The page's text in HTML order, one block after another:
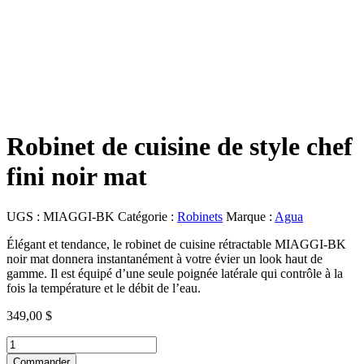
Robinet de cuisine de style chef
fini noir mat
UGS : MIAGGI-BK Catégorie : Robinets Marque : Agua
Élégant et tendance, le robinet de cuisine rétractable MIAGGI-BK
noir mat donnera instantanément à votre évier un look haut de
gamme. Il est équipé d’une seule poignée latérale qui contrôle à la
fois la température et le débit de l’eau.
349,00 $
quantité
de